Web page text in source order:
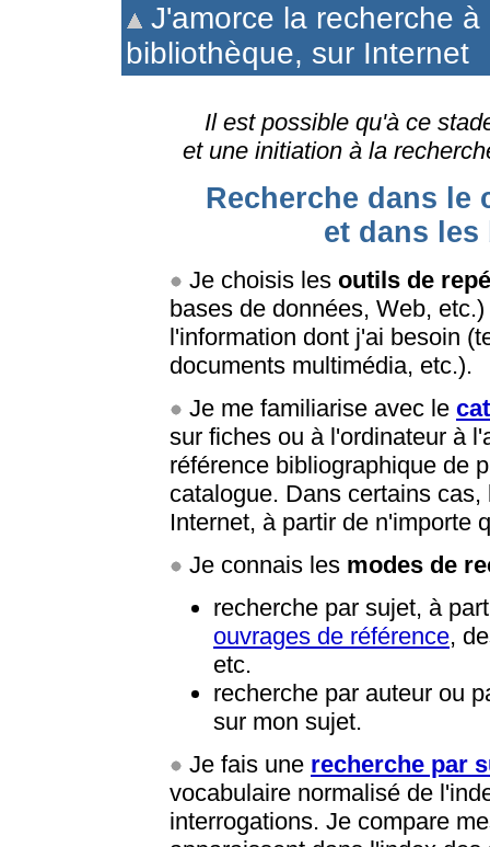
J'amorce la recherche
bibliothèque, sur Internet
Il est possible qu'à ce
et une initiation à la
Recherche dans le
et dans les
Je choisis les outils de
bases de données, Web,
l'information dont j'ai besoin
documents multimédia, etc.).
Je me familiarise avec le
sur fiches ou à l'ordinateur à
référence bibliographique de
catalogue. Dans certains
Internet, à partir de n'importe
Je connais les modes de
recherche par sujet, à
ouvrages de référence,
etc.
recherche par auteur ou
sur mon sujet.
Je fais une recherche par
vocabulaire normalisé de
interrogations. Je compare